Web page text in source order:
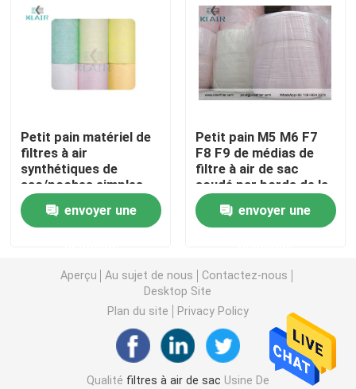
filtre à air de hepa
Unité de filtrage de fan FFU
Filtres à air de cabine de jet
Filtre à air de charbon actif
filtre à air à hautes températures
filtres à air plissés
filtres d'épurateur d'air
Petit pain matériel de
filtres à air
synthétiques de
sac/poches simples
avec l'efficacité F5 F6
F7 F8 F9envoyer une
Petit pain M5 M6 F7
F8 F9 de médias de
filtre à air de sac
soudé par bords de la
fibre synthétique trois
de KLAIRenvoyer une
Aperçu Au sujet de nous
Contactez-nous
Desktop Site
Plan du site
Privacy Policy
Qualité filtres à air de sac Usine De